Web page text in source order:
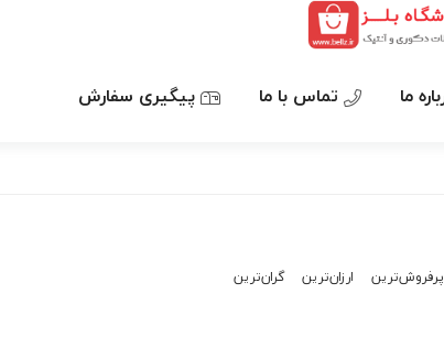
ما تماس با ما پیگیری سفارش
پرفروش‌ترین ارزان‌ترین گران‌ترین